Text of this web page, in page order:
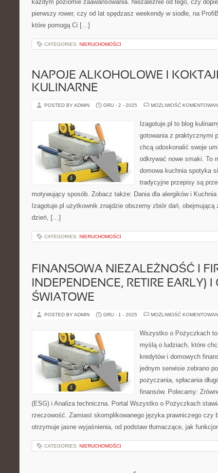
każdym poziomie zaawansowania. Niezależnie od tego, czy
pierwszy rower, czy od lat spędzasz weekendy w siodle, na
które pomogą Ci […]
CATEGORIES: NIERUCHOMOŚCI
NAPOJE ALKOHOLOWE I
KULINARNE
POSTED BY ADMIN GRU - 2 - 2025 MOŻLIWOŚĆ
Izagotuje.pl to blog
gotowania z praktycznymi
chcą udoskonalić swoje
odkrywać nowe smaki. To
domowa kuchnia spotyka
tradycyjne przepisy są
motywujący sposób. Zobacz także: Dania dla alergików i
Izagotuje.pl użytkownik znajdzie obszerny zbiór dań, obejmującą
dzień, […]
CATEGORIES: NIERUCHOMOŚCI
FINANSOWA NIEZALEŻNOŚĆ I
INDEPENDENCE, RETIRE EARLY) I
ŚWIATOWE
POSTED BY ADMIN GRU - 1 - 2025 MOŻLIWOŚĆ
Wszystko o Pożyczkach
myślą o ludziach, które
kredytów i domowych
jednym serwisie zebrano
pożyczania, spłacania
finansów. Polecamy:
(ESG) i Analiza techniczna. Portal Wszystko o Pożyczkach
rzeczowość. Zamiast skomplikowanego języka prawniczego czy
otrzymuje jasne wyjaśnienia, od podstaw tłumaczące, jak
CATEGORIES: NIERUCHOMOŚCI